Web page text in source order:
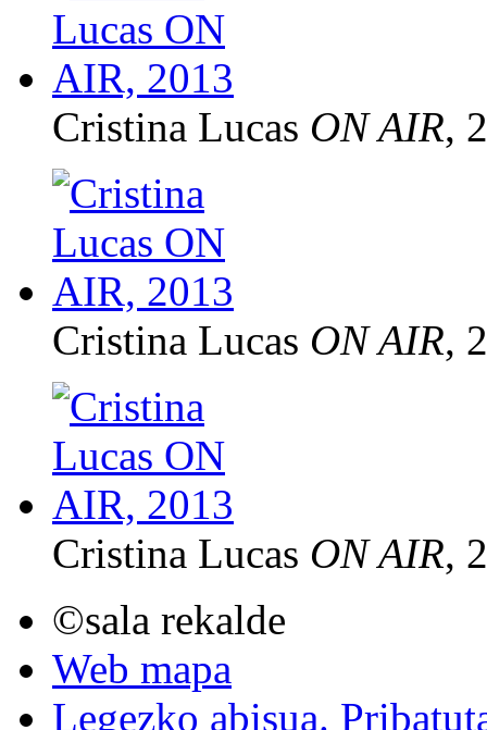
Cristina Lucas ON AIR,
Cristina Lucas ON AIR,
Cristina Lucas ON AIR,
©sala rekalde
Web mapa
Legezko abisua.